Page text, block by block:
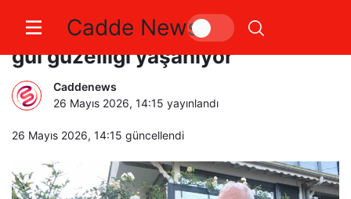
Cadde News
Burhaniye Ören de bahçelerde
gül güzelliği yaşanıyor
Caddenews
26 Mayıs 2026, 14:15 yayınlandı
26 Mayıs 2026, 14:15 güncellendi